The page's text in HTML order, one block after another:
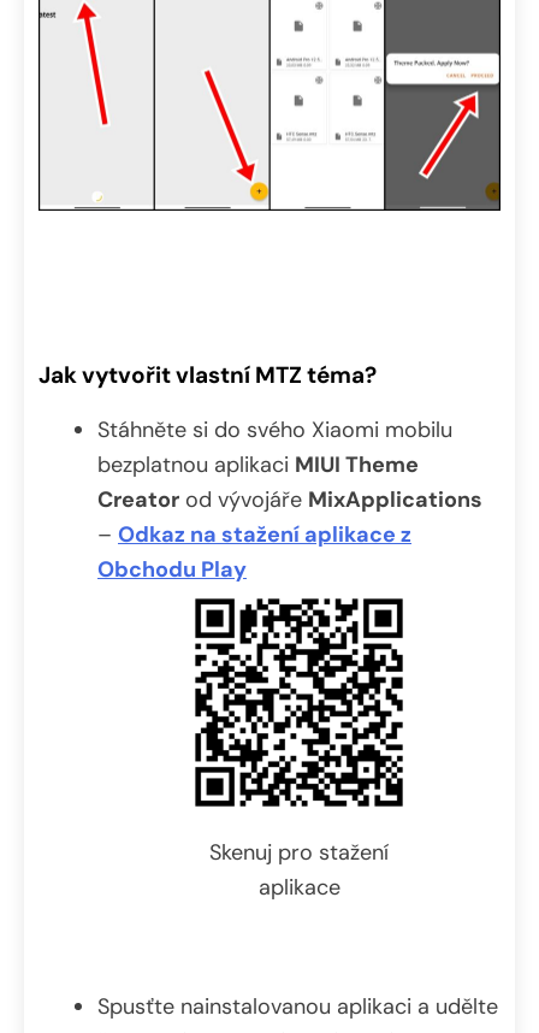
Jak vytvořit vlastní MTZ téma?
Stáhněte si do svého Xiaomi mobilu
bezplatnou aplikaci MIUI Theme
Creator od vývojáře MixApplications
– Odkaz na stažení aplikace z
Obchodu Play
Skenuj pro stažení
aplikace
Spusťte nainstalovanou aplikaci a udělte